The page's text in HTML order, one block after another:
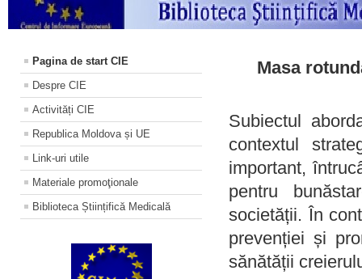
Pagina de start CIE
Despre CIE
Activități CIE
Republica Moldova și UE
Link-uri utile
Materiale promoţionale
Biblioteca Științifică Medicală
Masa
Subiectul
contextul
important,
pentru
societății. În
prevenției și
sănătății